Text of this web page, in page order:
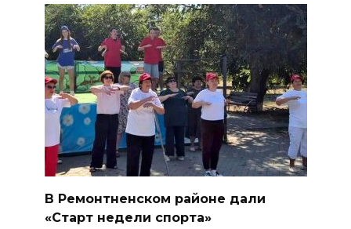
В Ремонтненском районе дали
«Старт недели спорта»